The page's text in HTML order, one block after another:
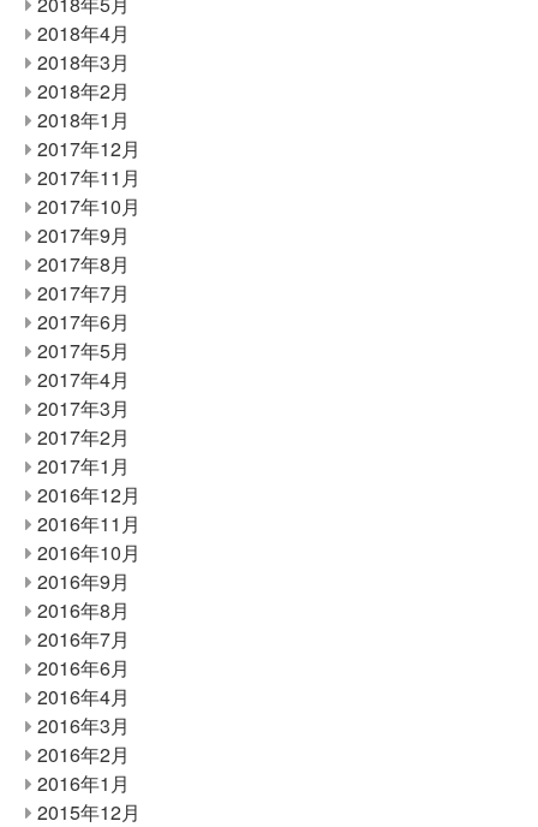
2018年4月
2018年3月
2018年2月
2018年1月
2017年12月
2017年11月
2017年10月
2017年9月
2017年8月
2017年7月
2017年6月
2017年5月
2017年4月
2017年3月
2017年2月
2017年1月
2016年12月
2016年11月
2016年10月
2016年9月
2016年8月
2016年7月
2016年6月
2016年4月
2016年3月
2016年2月
2016年1月
2015年12月